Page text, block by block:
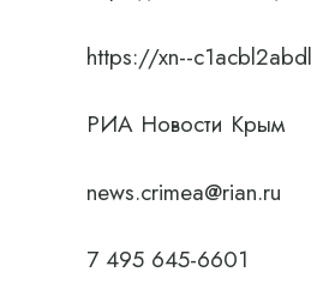
https://xn--
РИА Новости Крым
news.crimea@rian.ru
7 495 645-6601